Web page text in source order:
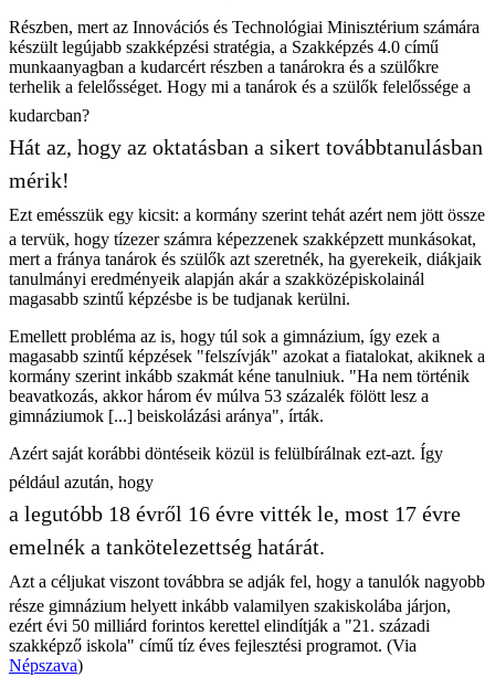
Részben, mert az Innovációs és Technológiai Minisztérium számára
készült legújabb szakképzési stratégia, a Szakképzés 4.0 című
munkaanyagban a kudarcért részben a tanárokra és a szülőkre
terhelik a felelősséget. Hogy mi a tanárok és a szülők felelőssége a
kudarcban?
Hát az, hogy az oktatásban a sikert továbbtanulásban
mérik!
Ezt emésszük egy kicsit: a kormány szerint tehát azért nem jött össze
a tervük, hogy tízezer számra képezzenek szakképzett munkásokat,
mert a fránya tanárok és szülők azt szeretnék, ha gyerekeik, diákjaik
tanulmányi eredményeik alapján akár a szakközépiskolainál
magasabb szintű képzésbe is be tudjanak kerülni.
Emellett probléma az is, hogy túl sok a gimnázium, így ezek a
magasabb szintű képzések "felszívják" azokat a fiatalokat, akiknek a
kormány szerint inkább szakmát kéne tanulniuk. "Ha nem történik
beavatkozás, akkor három év múlva 53 százalék fölött lesz a
gimnáziumok [...] beiskolázási aránya", írták.
Azért saját korábbi döntéseik közül is felülbírálnak ezt-azt. Így
például azután, hogy
a legutóbb 18 évről 16 évre vitték le, most 17 évre
emelnék a tankötelezettség határát.
Azt a céljukat viszont továbbra se adják fel, hogy a tanulók nagyobb
része gimnázium helyett inkább valamilyen szakiskolába járjon,
ezért évi 50 milliárd forintos kerettel elindítják a "21. századi
szakképző iskola" című tíz éves fejlesztési programot. (Via
Népszava)